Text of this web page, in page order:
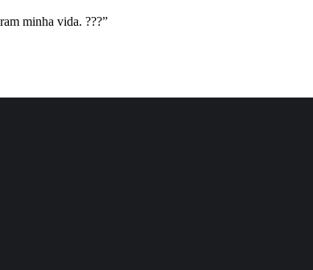
minha vida. ???”